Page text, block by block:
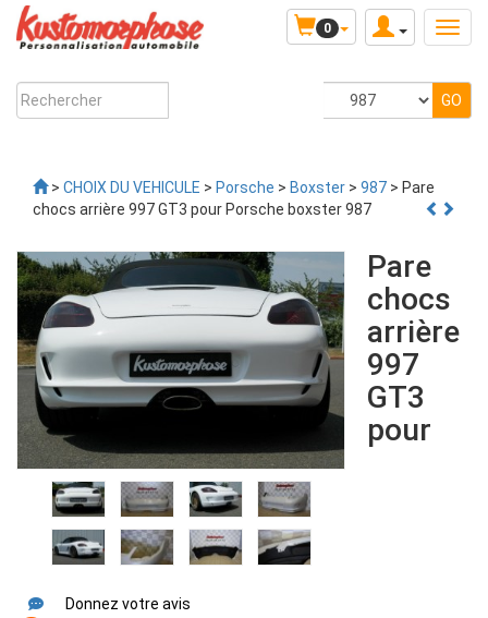
0
> CHOIX DU VEHICULE > Porsche > Boxster > 987 > Pare
chocs arrière 997 GT3 pour Porsche boxster 987
Donnez votre avis
Pare
chocs
arrière
997
GT3
pour